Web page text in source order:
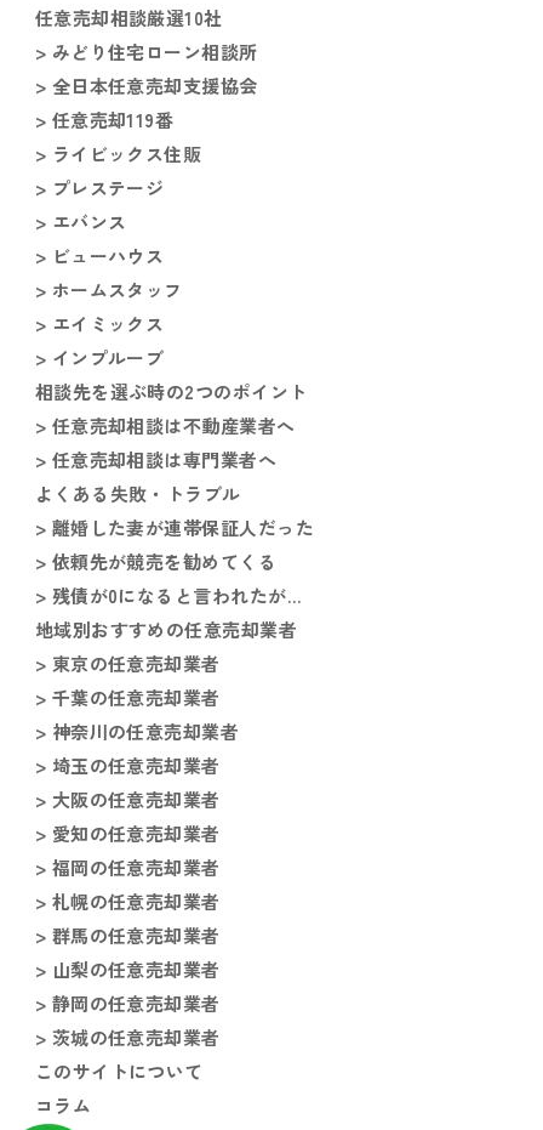
任意売却相談厳選10社
> みどり住宅ローン相談所
> 全日本任意売却支援協会
> 任意売却119番
> ライビックス住販
> プレステージ
> エバンス
> ビューハウス
> ホームスタッフ
> エイミックス
> インプルーブ
相談先を選ぶ時の2つのポイント
> 任意売却相談は不動産業者へ
> 任意売却相談は専門業者へ
よくある失敗・トラブル
> 離婚した妻が連帯保証人だった
> 依頼先が競売を勧めてくる
> 残債が0になると言われたが…
地域別おすすめの任意売却業者
> 東京の任意売却業者
> 千葉の任意売却業者
> 神奈川の任意売却業者
> 埼玉の任意売却業者
> 大阪の任意売却業者
> 愛知の任意売却業者
> 福岡の任意売却業者
> 札幌の任意売却業者
> 群馬の任意売却業者
> 山梨の任意売却業者
> 静岡の任意売却業者
> 茨城の任意売却業者
このサイトについて
コラム